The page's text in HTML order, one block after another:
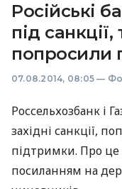
Російські
під
попросили
07.08.2014, 08:05 —
Россельхозбанк і
західні санкції,
підтримки. Про
посиланням на